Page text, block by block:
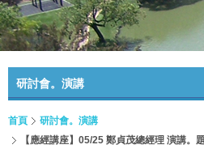
研討會。演講
首頁
研討會。演講
【應經講座】05/25 鄭貞茂總經理 演講。